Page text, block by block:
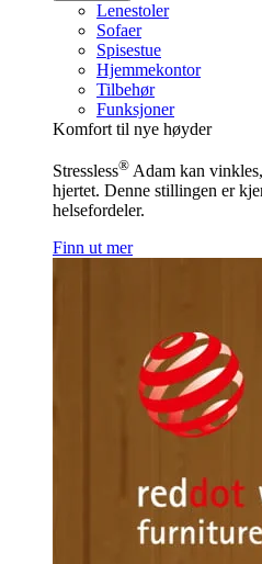
Lenestoler
Sofaer
Spisestue
Hjemmekontor
Tilbehør
Funksjoner
Komfort til nye høyder
Stressless® Adam kan
hjertet. Denne stillingen er
helsefordeler.
Finn ut mer